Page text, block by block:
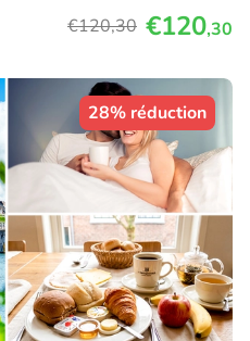
€120,30 €120,30
28% réduction